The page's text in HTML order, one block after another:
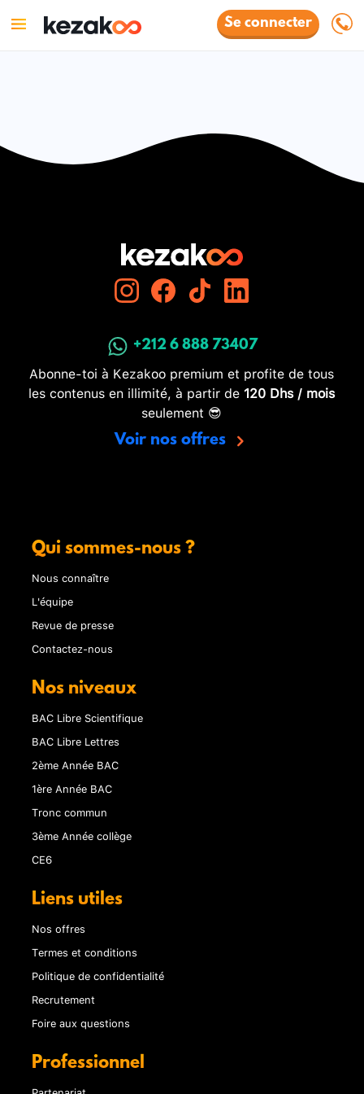
Se connecter
+212 6 888 73407
Abonne-toi à Kezakoo premium et profite de tous
les contenus en illimité, à partir de 120 Dhs / mois
seulement 😎
Voir nos offres
Qui sommes-nous ?
Nous connaître
L'équipe
Revue de presse
Contactez-nous
Nos niveaux
BAC Libre Scientifique
BAC Libre Lettres
2ème Année BAC
1ère Année BAC
Tronc commun
3ème Année collège
CE6
Liens utiles
Nos offres
Termes et conditions
Politique de confidentialité
Recrutement
Foire aux questions
Professionnel